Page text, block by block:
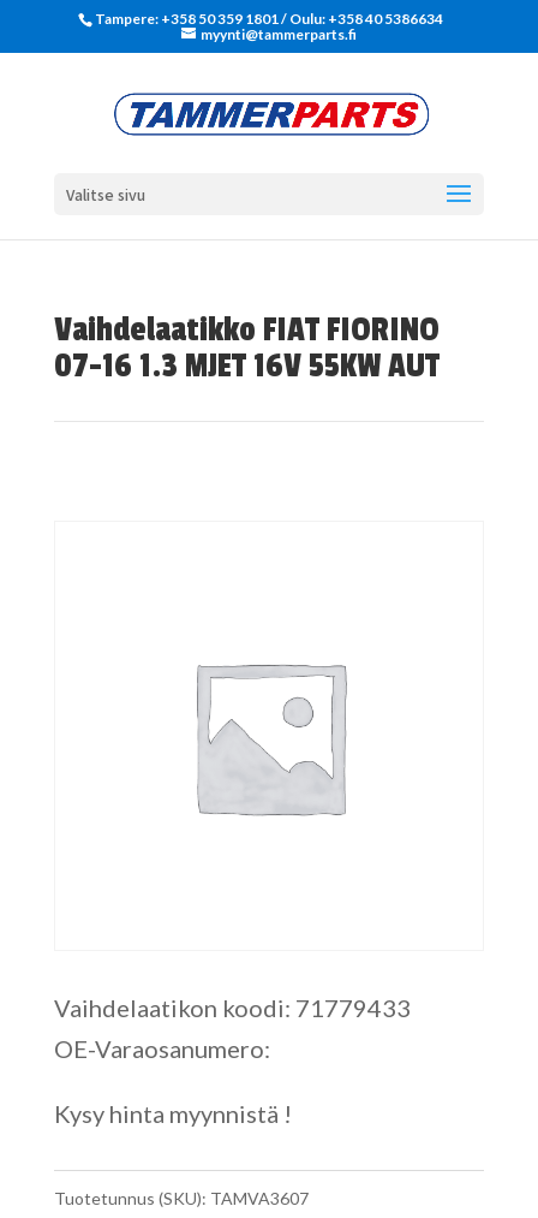
Tampere: +358 50 359 1801‬ / Oulu: +358 40 5386634
myynti@tammerparts.fi
Valitse sivu
Vaihdelaatikko FIAT FIORINO
07-16 1.3 MJET 16V 55KW AUT
Vaihdelaatikon koodi: 71779433
OE-Varaosanumero:
Kysy hinta myynnistä !
Tuotetunnus (SKU): TAMVA3607